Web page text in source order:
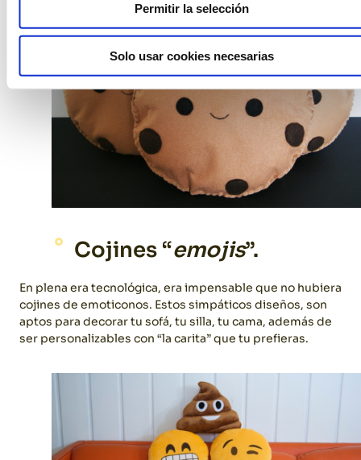
Permitir la selección
Solo usar cookies necesarias
Cojines “emojis”.
En plena era tecnológica, era impensable que no hubiera
cojines de emoticonos. Estos simpáticos diseños, son
aptos para decorar tu sofá, tu silla, tu cama, además de
ser personalizables con “la carita” que tu prefieras.